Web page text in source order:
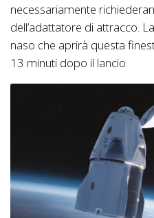
necessariamente
dell’adattatore di attracco.
naso che aprirà questa
13 minuti dopo il lancio.